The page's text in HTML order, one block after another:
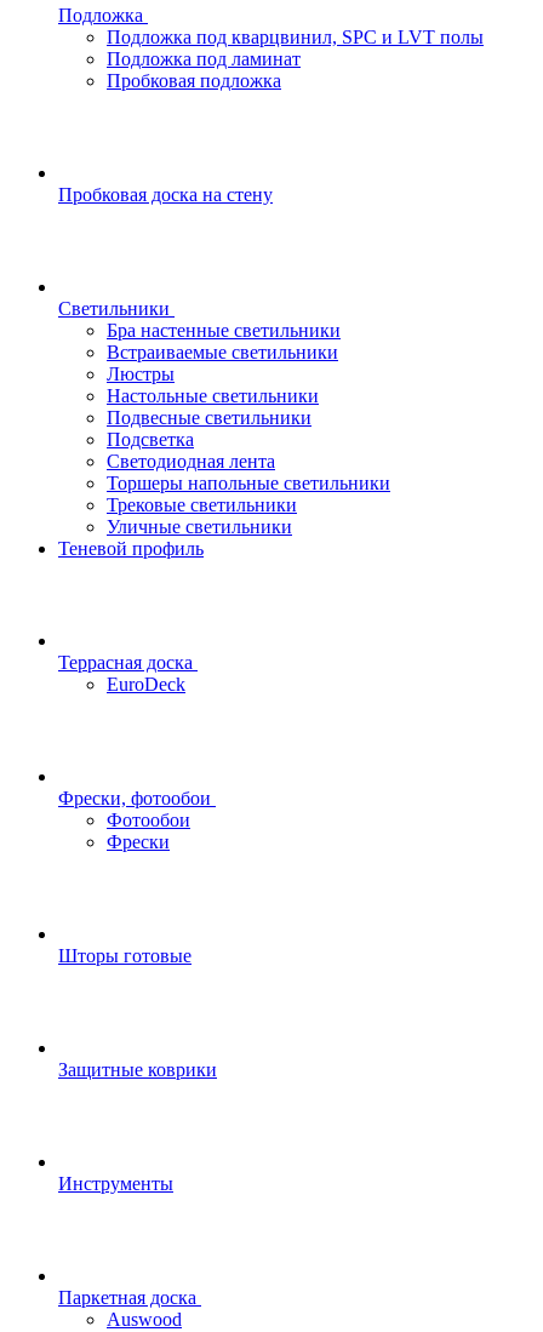
Подложка
Подложка под кварцвинил, SPC и LVT полы
Подложка под ламинат
Пробковая подложка
Пробковая доска на стену
Светильники
Бра настенные светильники
Встраиваемые светильники
Люстры
Настольные светильники
Подвесные светильники
Подсветка
Светодиодная лента
Торшеры напольные светильники
Трековые светильники
Уличные светильники
Теневой профиль
Террасная доска
EuroDeck
Фрески, фотообои
Фотообои
Фрески
Шторы готовые
Защитные коврики
Инструменты
Паркетная доска
Auswood